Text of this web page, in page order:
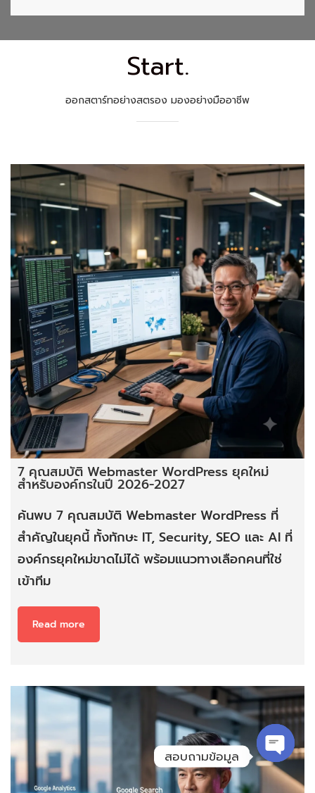
Start.
ออกสตาร์ทอย่างสตรอง มองอย่างมืออาชีพ
7 คุณสมบัติ Webmaster WordPress ยุคใหม่
สำหรับองค์กรในปี 2026-2027
ค้นพบ 7 คุณสมบัติ Webmaster WordPress ที่
สำคัญในยุคนี้ ทั้งทักษะ IT, Security, SEO และ AI ที่
องค์กรยุคใหม่ขาดไม่ได้ พร้อมแนวทางเลือกคนที่ใช่
เข้าทีม
Read more
สอบถามข้อมูล
Open